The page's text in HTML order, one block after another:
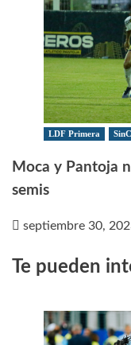
LDF Primera
Moca y Pantoja
semis
septiembre 30,
Te pueden